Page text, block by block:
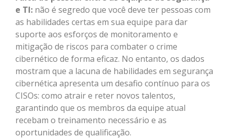
e TI: não é segredo que você deve ter pessoas com
as habilidades certas em sua equipe para dar
suporte aos esforços de monitoramento e
mitigação de riscos para combater o crime
cibernético de forma eficaz. No entanto, os dados
mostram que a lacuna de habilidades em segurança
cibernética apresenta um desafio contínuo para os
CISOs: como atrair e reter novos talentos,
garantindo que os membros da equipe atual
recebam o treinamento necessário e as
oportunidades de qualificação.